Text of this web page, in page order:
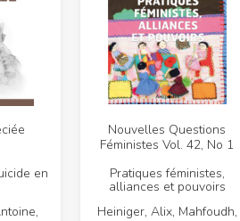
en
Nouvelles Questions
Féministes Vol. 42, No 1
Pratiques féministes,
alliances et pouvoirs
Heiniger, Alix, Mahfoudh,